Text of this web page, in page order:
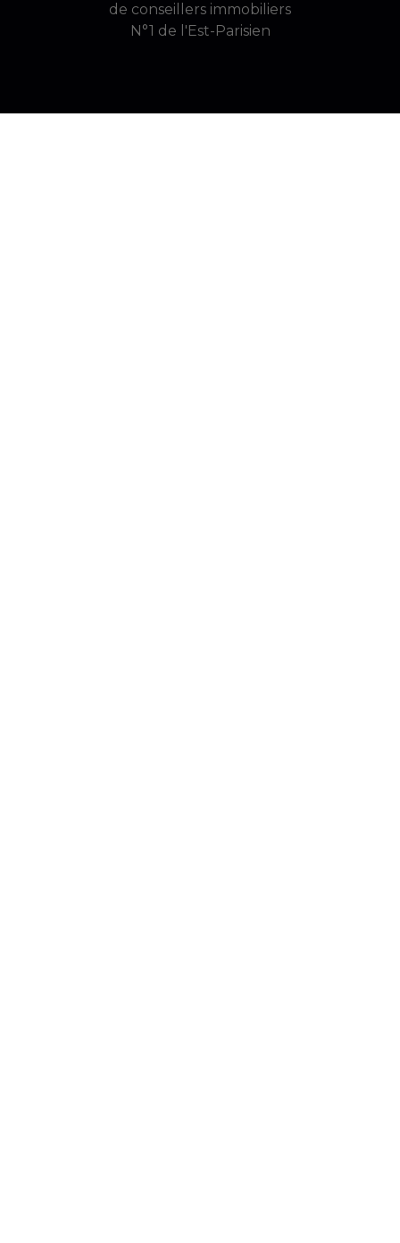
de conseillers immobiliers
N°1 de l'Est-Parisien